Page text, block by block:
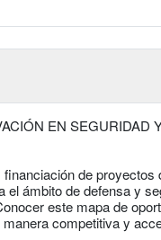
EN SEGURIDAD
de
ámbito de defensa y
este mapa de
competitiva y